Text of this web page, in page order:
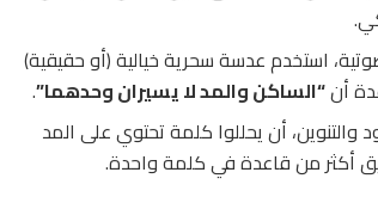
استخدم عدسة سحرية خيالية (أو حقيقية)
أن“الساكن والمد لا يسيران وحدهما”.
أن يحللوا كلمة تحتوي على المد
أكثر من قاعدة في كلمة واحدة.